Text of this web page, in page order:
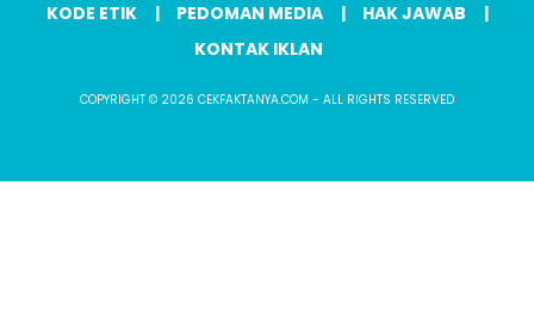
KODE ETIK
PEDOMAN MEDIA
HAK JAWAB
KONTAK IKLAN
COPYRIGHT © 2026 CEKFAKTANYA.COM - ALL RIGHTS RESERVED